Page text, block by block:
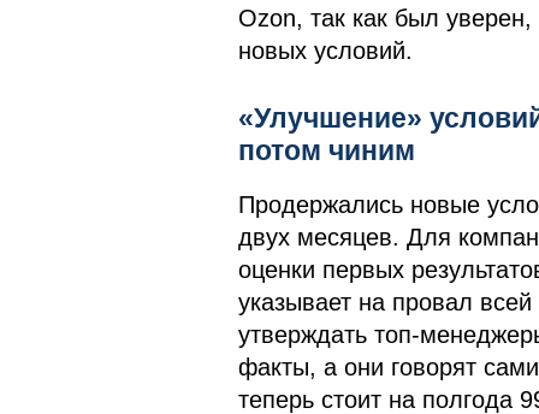
Ozon, так как был
новых условий.
«Улучшение»
потом чиним
Продержались новые
двух месяцев. Для
оценки первых
указывает на провал
утверждать топ-
факты, а они говорят
теперь стоит на полгода